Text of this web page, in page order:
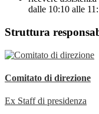
dalle 10:10 alle
Struttura
Comitato di direzione
Ex Staff di presidenza